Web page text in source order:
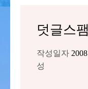
덧글스
작성일자
성